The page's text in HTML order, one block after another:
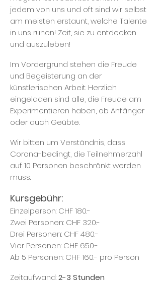
jedem von uns und oft sind wir selbst
am meisten erstaunt, welche Talente
in uns ruhen! Zeit, sie zu entdecken
und auszuleben!
Im Vordergrund stehen die Freude
und Begeisterung an der
künstlerischen Arbeit. Herzlich
eingeladen sind alle, die Freude am
Experimentieren haben, ob Anfänger
oder auch Geübte.
Wir bitten um Verständnis, dass
Corona-bedingt, die Teilnehmerzahl
auf 10 Personen beschränkt werden
muss.
Kursgebühr:
Einzelperson: CHF 180.-
Zwei Personen: CHF 320.-
Drei Personen: CHF 480.-
Vier Personen: CHF 650.-
Ab 5 Personen: CHF 160.- pro Person
Zeitaufwand:2-3 Stunden